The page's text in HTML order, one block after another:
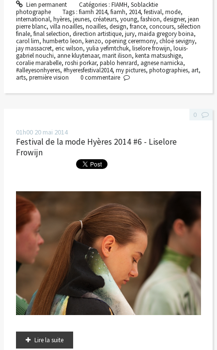
Lien permanent Catégories : FIAMH, Soblacktie
photographe
Tags :fiamh 2014,fiamh, 2014,festival,mode,
international, hyères, jeunes, créateurs, young, fashion, designer, jean
pierre blanc, villa noailles, noailles, design, france, concours, sélection
finale, final selection, direction artistique, jury, maida gregory boina,
carol lim, humberto leon, kenzo, opening cerermony, chloë sevigny,
jay massacret, eric wilson, yulia yefimtchuk, liselore frowijn, louis-
gabriel nouchi, anne kluytenaar, marit ilison, kenta matsushige,
coralie marabelle, roshi porkar, pablo henrard, agnese narnicka,
#alleyesonhyeres, #hyeresfestival2014, my pictures, photographies, art,
arts, première vision 0commentaire
01h00 20 mai 2014
Festival de la mode Hyères 2014 #6 - Liselore
Frowijn
Lire la suite
0